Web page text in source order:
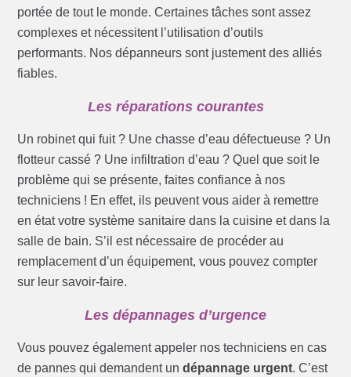
portée de tout le monde. Certaines tâches sont assez
complexes et nécessitent l’utilisation d’outils
performants. Nos dépanneurs sont justement des alliés
fiables.
Les réparations courantes
Un robinet qui fuit ? Une chasse d’eau défectueuse ? Un
flotteur cassé ? Une infiltration d’eau ? Quel que soit le
problème qui se présente, faites confiance à nos
techniciens ! En effet, ils peuvent vous aider à remettre
en état votre système sanitaire dans la cuisine et dans la
salle de bain. S’il est nécessaire de procéder au
remplacement d’un équipement, vous pouvez compter
sur leur savoir-faire.
Les dépannages d’urgence
Vous pouvez également appeler nos techniciens en cas
de pannes qui demandent undépannage urgent. C’est